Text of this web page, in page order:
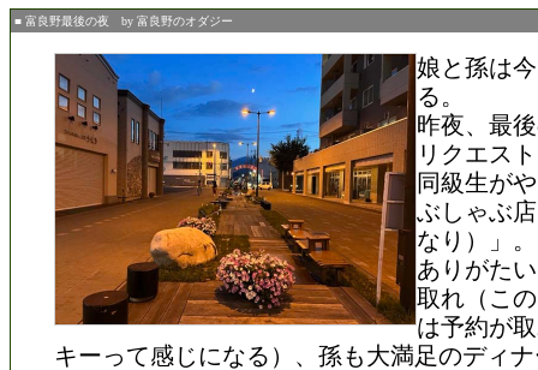
■ 富良野最後の夜 by 富良野のオダジー
娘と孫は
る。
昨夜、最
リクエス
同級生が
ぶしゃぶ
なり）」。
ありがた
取れ（こ
は予約が
キーって感じになる）、孫も大満足のディ